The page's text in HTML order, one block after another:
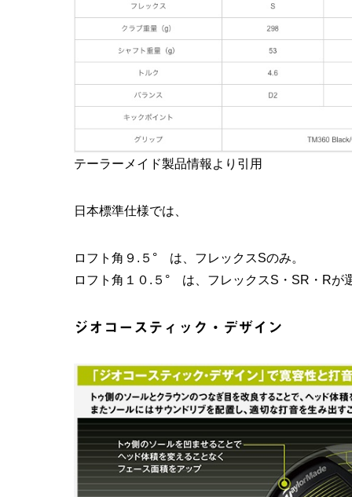
テーラーメイド製品情報より引用
日本標準仕様では、
ロフト角９.５° は、フレックスSのみ。
ロフト角１０.５° は、フレックスS・SR・Rが
ジオコースティック・デザイン